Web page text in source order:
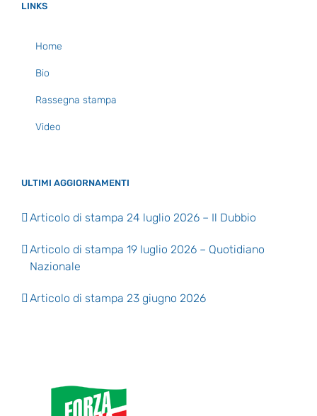
LINKS
Home
Bio
Rassegna stampa
Video
ULTIMI AGGIORNAMENTI
Articolo di stampa 24 luglio 2026 – Il Dubbio
Articolo di stampa 19 luglio 2026 – Quotidiano
Nazionale
Articolo di stampa 23 giugno 2026